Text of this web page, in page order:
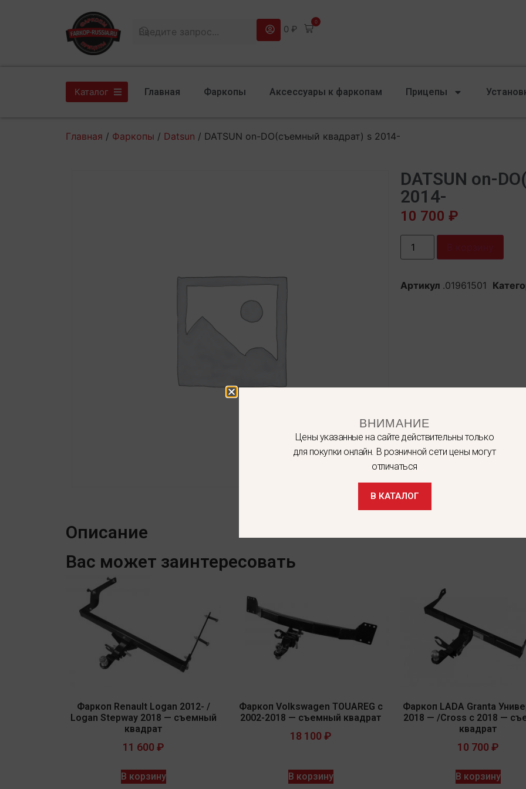
0 ₽
0
Каталог Главная Фаркопы Аксессуары к фаркопам Прицепы
Главная / Фаркопы / Datsun / DATSUN on-DO(съемный квадрат) s 2014-
DATSUN on-
2014-
10 700 ₽
Артикул .01961501
Описание
Вас может заинтересовать
Фаркоп Renault Logan 2012- /
Logan Stepway 2018 — съемный
квадрат
11 600 ₽
В корзину
Фаркоп Volkswagen TOUAREG с
2002-2018 — съемный квадрат
18 100 ₽
В корзину
Фаркоп LADA Granta
2018 — /Cross с 2018 —
квадрат
10 700 ₽
В корзину
ВНИМАНИЕ
Цены указанные на сайте действительны только
для покупки онлайн. В розничной сети цены могут
отличаться
В КАТАЛОГ